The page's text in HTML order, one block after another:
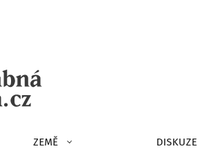
ZEMĚ DISKUZE